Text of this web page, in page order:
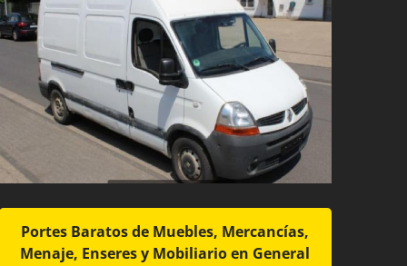
Portes Baratos de Muebles, Mercancías,
Menaje, Enseres y Mobiliario en General